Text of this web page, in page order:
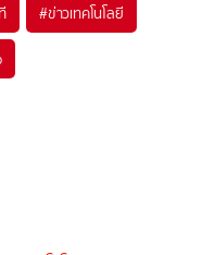
#ข่าวเทคโนโลยี